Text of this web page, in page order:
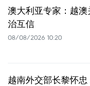
澳大利亚专家：越
治互信
08/08/2026 10:20
越南外交部长黎怀